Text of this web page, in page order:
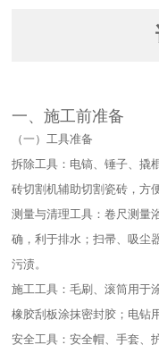
一、施工前准备​
（一）工具准备​
拆除工具：电镐、锤子、撬
砖切割机辅助切割瓷砖，方
测量与清理工具：卷尺测量
确，利于排水；扫帚、吸尘
污渍。​
施工工具：毛刷、滚筒用于
橡胶刮板涂抹密封胶；电钻
安全工具：安全帽、手套、